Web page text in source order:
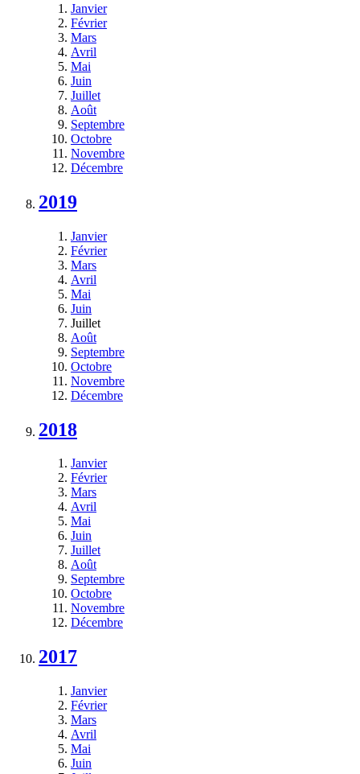
Janvier
Février
Mars
Avril
Mai
Juin
Juillet
Août
Septembre
Octobre
Novembre
Décembre
2019
Janvier
Février
Mars
Avril
Mai
Juin
Juillet
Août
Septembre
Octobre
Novembre
Décembre
2018
Janvier
Février
Mars
Avril
Mai
Juin
Juillet
Août
Septembre
Octobre
Novembre
Décembre
2017
Janvier
Février
Mars
Avril
Mai
Juin